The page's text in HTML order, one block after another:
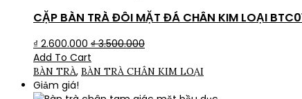
CẶP BÀN TRÀ ĐÔI MẶT ĐÁ CHÂN KIM LOẠI
₫ 2.600.000 ₫3.500.000
Add To Cart
BÀN TRÀ, BÀN TRÀ CHÂN KIM LOẠI
Giảm giá!